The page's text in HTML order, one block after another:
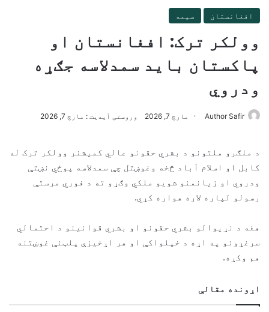
افغانستان سیمه
وولکر ترک: افغانستان او
پاکستان باید سمدلاسه جګړه
ودروي
Author Safir مارچ 7, 2026 وروستی آپدیت : مارچ 7, 2026
د ملګرو ملتونو د بشري حقونو عالي کمیشنر وولکر ترک له
کابل او اسلام آباد څخه وغوښتل چې سمدلاسه پوځي نښتې
ودروي او زیانمنو شویو ملکي وګړو ته د فوري مرستې
رسولو لپاره لاره هواره کړي.
هغه د نړیوالو بشري حقونو او بشري قوانینو د احتمالي
سرغړونو په اړه د خپلواکې او هر اړخیزې پلټنې غوښتنه
هم وکړه.
اړونده مقالې